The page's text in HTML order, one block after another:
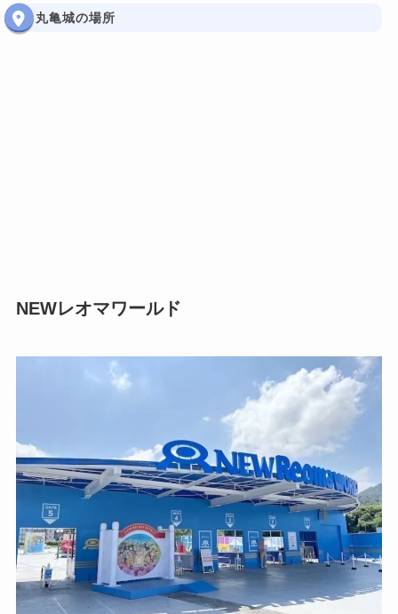
丸亀城の場所
NEWレオマワールド